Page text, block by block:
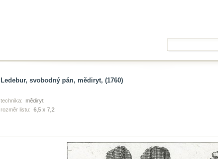
Ledebur, svobodný pán, mědiryt, (1760)
technika: mědiryt
rozměr listu: 6,5 x 7,2